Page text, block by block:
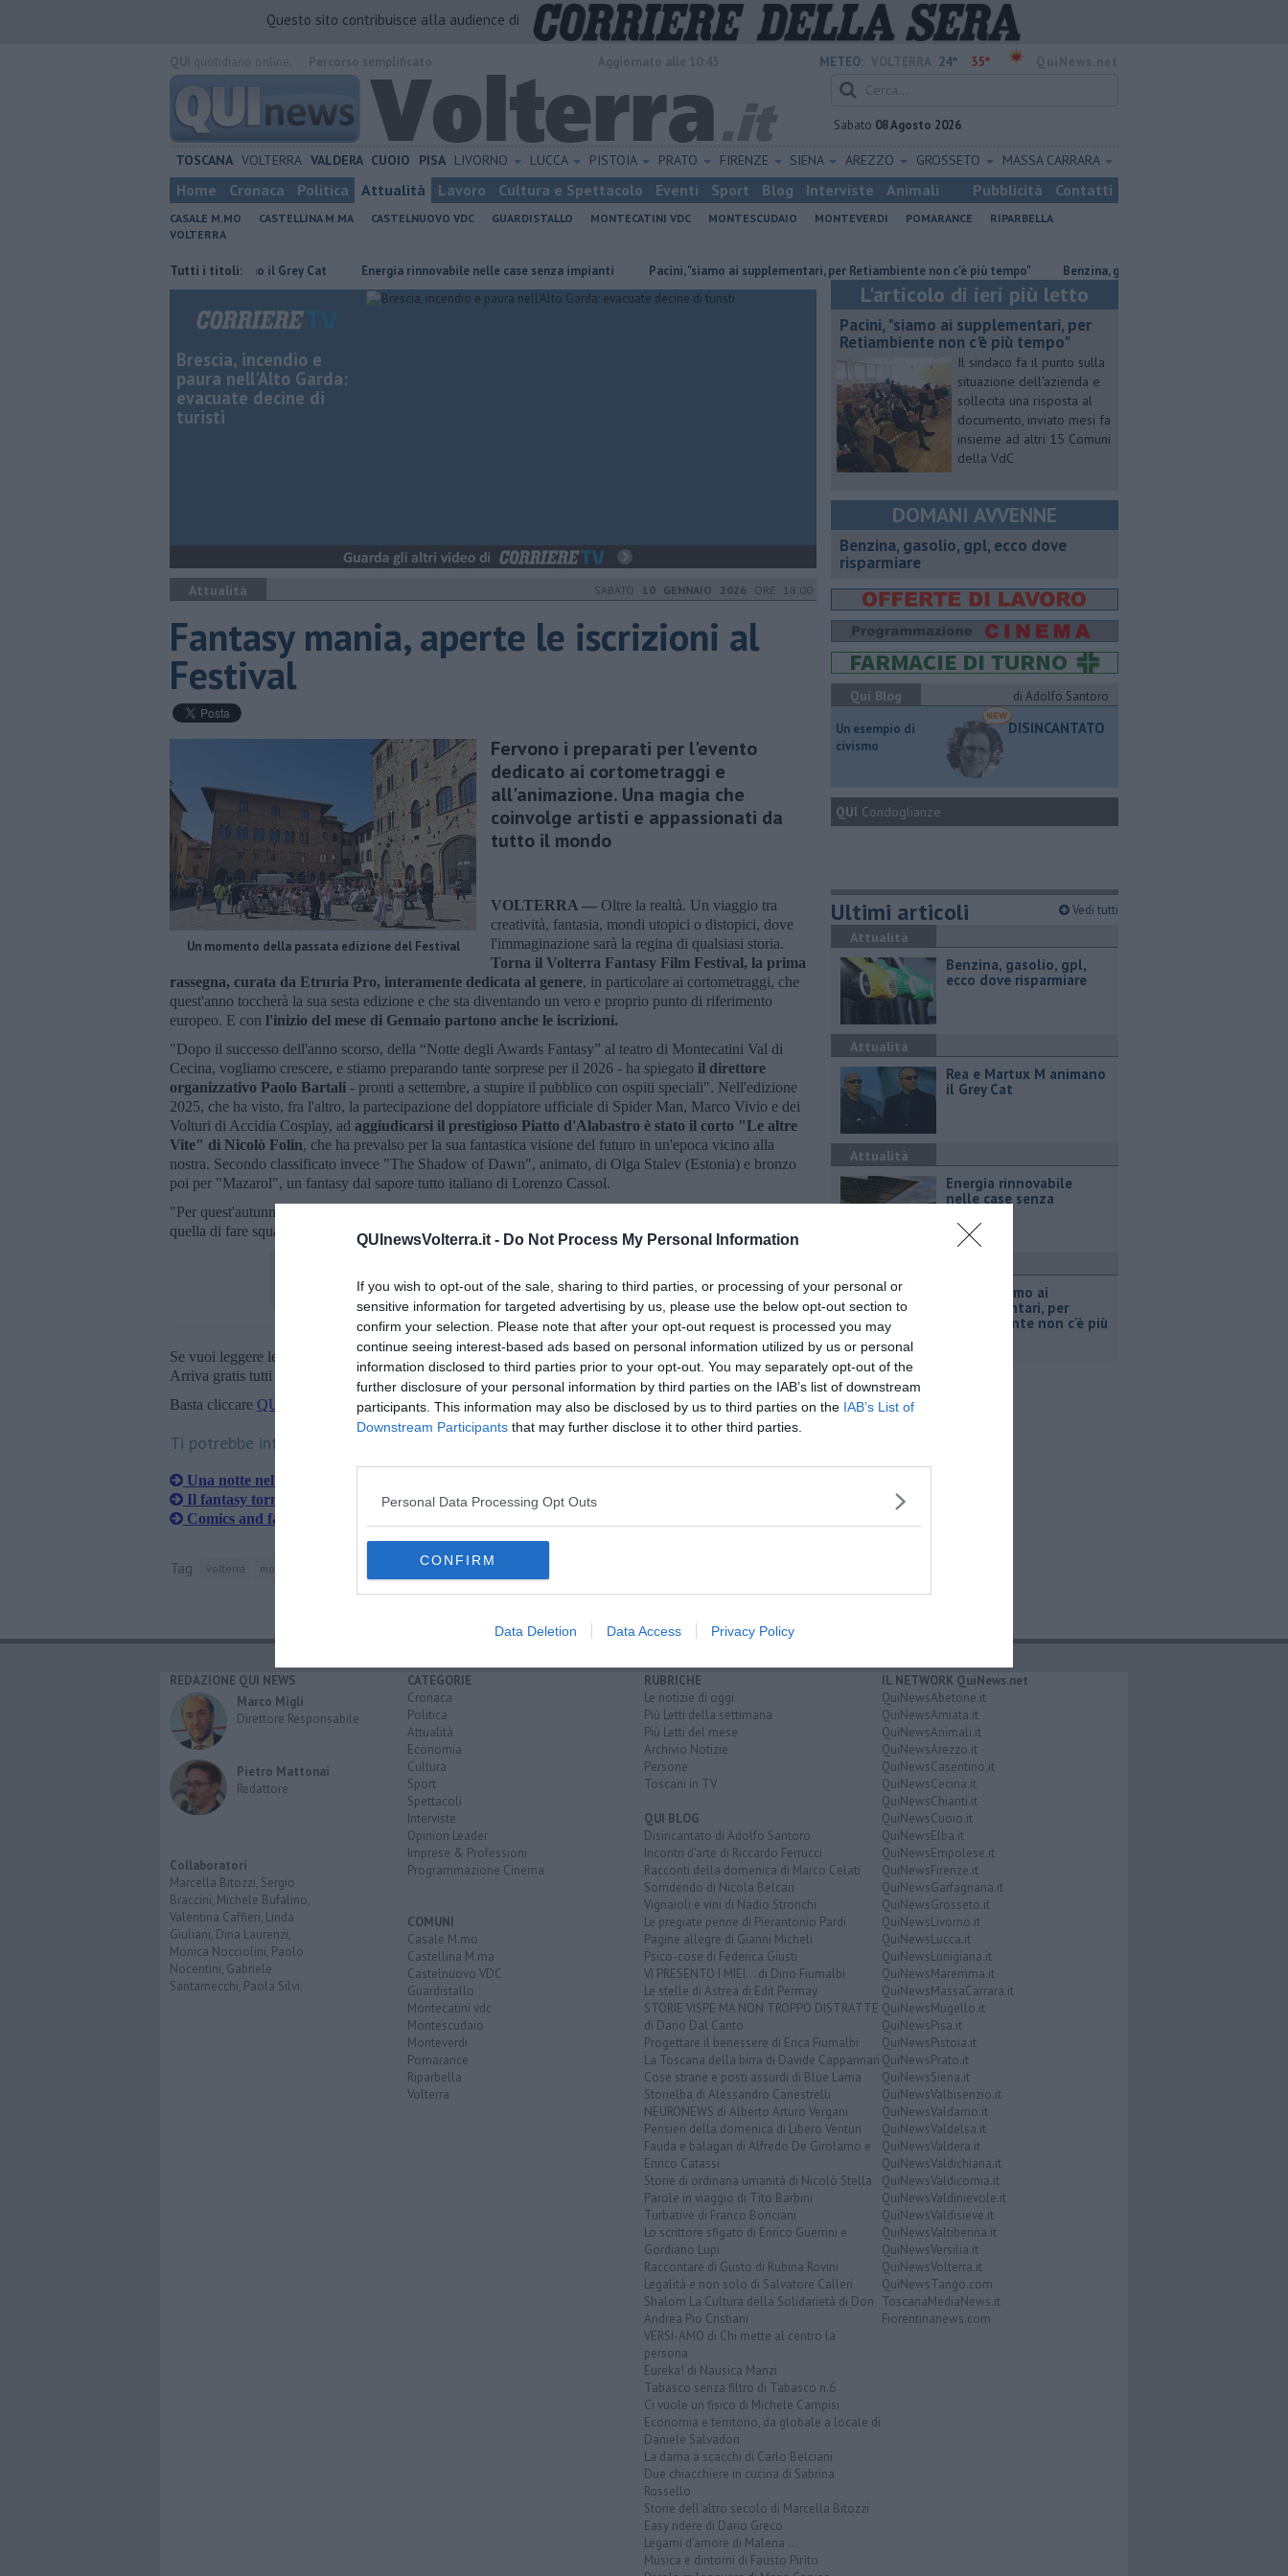
QUInewsVolterra.it - Do Not Process My Personal Information
If you wish to opt-out of the sale, sharing to third parties, or processing of your personal or
sensitive information for targeted advertising by us, please use the below opt-out section to
confirm your selection. Please note that after your opt-out request is processed you may
continue seeing interest-based ads based on personal information utilized by us or personal
information disclosed to third parties prior to your opt-out. You may separately opt-out of the
further disclosure of your personal information by third parties on the IAB’s list of downstream
participants. This information may also be disclosed by us to third parties on the IAB’s List of
Downstream Participants that may further disclose it to other third parties.
Personal Data Processing Opt Outs
CONFIRM
Data Deletion Data Access Privacy Policy
Questo sito contribuisce alla audience di
METEO: 24° 35°
Sabato 08 Agosto 2026
TOSCANA VOLTERRA VALDERA CUOIO PISA LIVORNO LUCCA PISTOIA PRATO FIRENZE SIENA AREZZO GROSSETO MASSA CARRARA
Home Cronaca Politica Attualità Lavoro Cultura e Spettacolo Eventi Sport Blog Interviste Animali Pubblicità Contatti
CASALE M.MO CASTELLINA M.MA CASTELNUOVO VDC GUARDISTALLO MONTECATINI VDC MONTESCUDAIO MONTEVERDI POMARANCE
RIPARBELLA
VOLTERRA
Tutti i titoli:
Rea e Martux M animano il Grey Cat Energia rinnovabile nelle case senza impianti Pacini, "siamo ai supplementari, per Retiambiente non c'è più tempo" ​Benzina, gasolio, gpl, ecco dove risparmiare
Brescia, incendio e
paura nell'Alto Garda:
evacuate decine di
turisti
Attualità SABATO 10 GENNAIO 2026 ORE 18:00
Fantasy mania, aperte le iscrizioni al
Festival
Un momento della passata edizione del Festival
Fervono i preparati per l'evento
dedicato ai cortometraggi e
all'animazione. Una magia che
coinvolge artisti e appassionati da
tutto il mondo
VOLTERRA — Oltre la realtà. Un viaggio tra
creatività, fantasia, mondi utopici o distopici, dove
l'immaginazione sarà la regina di qualsiasi storia.
Torna il Volterra Fantasy Film Festival, la prima
rassegna, curata da Etruria Pro, interamente dedicata al genere, in particolare ai cortometraggi, che
quest'anno toccherà la sua sesta edizione e che sta diventando un vero e proprio punto di riferimento
europeo. E con l'inizio del mese di Gennaio partono anche le iscrizioni.
"Dopo il successo dell'anno scorso, della “Notte degli Awards Fantasy” al teatro di Montecatini Val di
Cecina, vogliamo crescere, e stiamo preparando tante sorprese per il 2026 - ha spiegato il direttore
organizzativo Paolo Bartali - pronti a settembre, a stupire il pubblico con ospiti speciali". Nell'edizione
2025, che ha visto, fra l'altro, la partecipazione del doppiatore ufficiale di Spider Man, Marco Vivio e dei
Volturi di Accidia Cosplay, ad aggiudicarsi il prestigioso Piatto d'Alabastro è stato il corto "Le altre
Vite" di Nicolò Folin, che ha prevalso per la sua fantastica visione del futuro in un'epoca vicino alla
nostra. Secondo classificato invece "The Shadow of Dawn", animato, di Olga Stalev (Estonia) e bronzo
poi per "Mazarol", un fantasy dal sapore tutto italiano di Lorenzo Cassol.
"Per quest'autunno - ha concluso Bartali - ci espanderemo anche nei Comuni vicini, perché la nostra idea è
quella di fare squadra, all'insegna della collaborazione".
Se vuoi leggere le notizie principali della Toscana iscriviti alla Newsletter QUInews - ToscanaMedia.
Arriva gratis tutti i giorni alle 20:00 direttamente nella tua casella di posta.
Basta cliccare QUI
Ti potrebbe interessare anche:
Una notte nel fantasy con Etruria Pro
Il fantasy torna nuovamente in Valdicecina
Comics and fantasy in arrivo
Tag volterra montecatini val di cecina uomo ragno marco vivio
L'articolo di ieri più letto
Pacini, "siamo ai supplementari, per
Retiambiente non c'è più tempo"
Il sindaco fa il punto sulla
situazione dell'azienda e
sollecita una risposta al
documento, inviato mesi fa
insieme ad altri 15 Comuni
della VdC
DOMANI AVVENNE
​Benzina, gasolio, gpl, ecco dove
risparmiare
Qui Blog
di Adolfo Santoro
​Un esempio di
civismo
DISINCANTATO
QUI Condoglianze
Ultimi articoli Vedi tutti
Attualità
​Benzina, gasolio, gpl,
ecco dove risparmiare
Attualità
Rea e Martux M animano
il Grey Cat
Attualità
Energia rinnovabile
nelle case senza
Pacini, "siamo ai
supplementari, per
Retiambiente non c'è più
REDAZIONE QUI NEWS
Marco Migli
Direttore Responsabile
Pietro Mattonai
Redattore
Collaboratori
Marcella Bitozzi, Sergio
Braccini, Michele Bufalino,
Valentina Caffieri, Linda
Giuliani, Dina Laurenzi,
Monica Nocciolini, Paolo
Nocentini, Gabriele
Santarnecchi, Paola Silvi.
CATEGORIE
Cronaca
Politica
Attualità
Economia
Cultura
Sport
Spettacoli
Interviste
Opinion Leader
Imprese & Professioni
Programmazione Cinema
COMUNI
Casale M.mo
Castellina M.ma
Castelnuovo VDC
Guardistallo
Montecatini vdc
Montescudaio
Monteverdi
Pomarance
Riparbella
Volterra
RUBRICHE
Le notizie di oggi
Più Letti della settimana
Più Letti del mese
Archivio Notizie
Persone
Toscani in TV
QUI BLOG
Disincantato di Adolfo Santoro
Incontri d'arte di Riccardo Ferrucci
Racconti della domenica di Marco Celati
Sorridendo di Nicola Belcari
Vignaioli e vini di Nadio Stronchi
Le pregiate penne di Pierantonio Pardi
Pagine allegre di Gianni Micheli
Psico-cose di Federica Giusti
VI PRESENTO I MIEI... di Dino Fiumalbi
Le stelle di Astrea di Edit Permay
STORIE VISPE MA NON TROPPO DISTRATTE
di Dario Dal Canto
Progettare il benessere di Erica Fiumalbi
La Toscana della birra di Davide Cappannari
Cose strane e posti assurdi di Blue Lama
Storielba di Alessandro Canestrelli
NEURONEWS di Alberto Arturo Vergani
Pensieri della domenica di Libero Venturi
Fauda e balagan di Alfredo De Girolamo e
Enrico Catassi
Storie di ordinaria umanità di Nicolò Stella
Parole in viaggio di Tito Barbini
Turbative di Franco Bonciani
Lo scrittore sfigato di Enrico Guerrini e
Gordiano Lupi
Raccontare di Gusto di Rubina Rovini
Legalità e non solo di Salvatore Calleri
Shalom La Cultura della Solidarietà di Don
Andrea Pio Cristiani
VERSI-AMO di Chi mette al centro la
persona
Eureka! di Nausica Manzi
Tabasco senza filtro di Tabasco n.6
Ci vuole un fisico di Michele Campisi
Economia e territorio, da globale a locale di
Daniele Salvadori
La dama a scacchi di Carlo Belciani
Due chiacchiere in cucina di Sabrina
Rossello
Storie dell'altro secolo di Marcella Bitozzi
Easy ridere di Dario Greco
Legami d'amore di Malena ...
Musica e dintorni di Fausto Pirìto
IL NETWORK QuiNews.net
QuiNewsAbetone.it
QuiNewsAmiata.it
QuiNewsAnimali.it
QuiNewsArezzo.it
QuiNewsCasentino.it
QuiNewsCecina.it
QuiNewsChianti.it
QuiNewsCuoio.it
QuiNewsElba.it
QuiNewsEmpolese.it
QuiNewsFirenze.it
QuiNewsGarfagnana.it
QuiNewsGrosseto.it
QuiNewsLivorno.it
QuiNewsLucca.it
QuiNewsLunigiana.it
QuiNewsMaremma.it
QuiNewsMassaCarrara.it
QuiNewsMugello.it
QuiNewsPisa.it
QuiNewsPistoia.it
QuiNewsPrato.it
QuiNewsSiena.it
QuiNewsValbisenzio.it
QuiNewsValdarno.it
QuiNewsValdelsa.it
QuiNewsValdera.it
QuiNewsValdichiana.it
QuiNewsValdicornia.it
QuiNewsValdinievole.it
QuiNewsValdisieve.it
QuiNewsValtiberina.it
QuiNewsVersilia.it
QuiNewsVolterra.it
QuiNewsTango.com
ToscanaMediaNews.it
Fiorentinanews.com